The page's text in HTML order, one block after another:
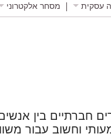
עסקית מסחר אלקטרוני
חברתיים בין
וחשוב עבור